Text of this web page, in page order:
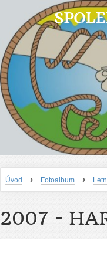
Úvod › Fotoalbum ›
2007 -